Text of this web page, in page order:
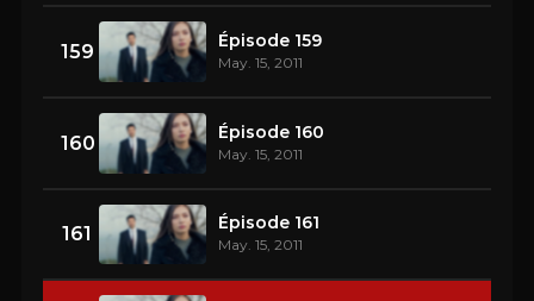
159 Épisode 159
May. 15, 2011
160 Épisode 160
May. 15, 2011
161 Épisode 161
May. 15, 2011